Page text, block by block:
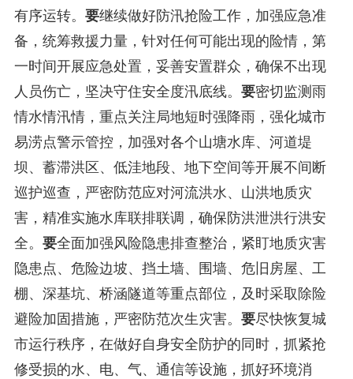
有序运转。 要继续做好防汛抢险工作，加强应急准
备，统筹救援力量，针对任何可能出现的险情，第
一时间开展应急处置，妥善安置群众，确保不出现
人员伤亡，坚决守住安全度汛底线。 要密切监测雨
情水情汛情，重点关注局地短时强降雨，强化城市
易涝点警示管控，加强对各个山塘水库、河道堤
坝、蓄滞洪区、低洼地段、地下空间等开展不间断
巡护巡查，严密防范应对河流洪水、山洪地质灾
害，精准实施水库联排联调，确保防洪泄洪行洪安
全。 要全面加强风险隐患排查整治，紧盯地质灾害
隐患点、危险边坡、挡土墙、围墙、危旧房屋、工
棚、深基坑、桥涵隧道等重点部位，及时采取除险
避险加固措施，严密防范次生灾害。 要尽快恢复城
市运行秩序，在做好自身安全防护的同时，抓紧抢
修受损的水、电、气、通信等设施，抓好环境消